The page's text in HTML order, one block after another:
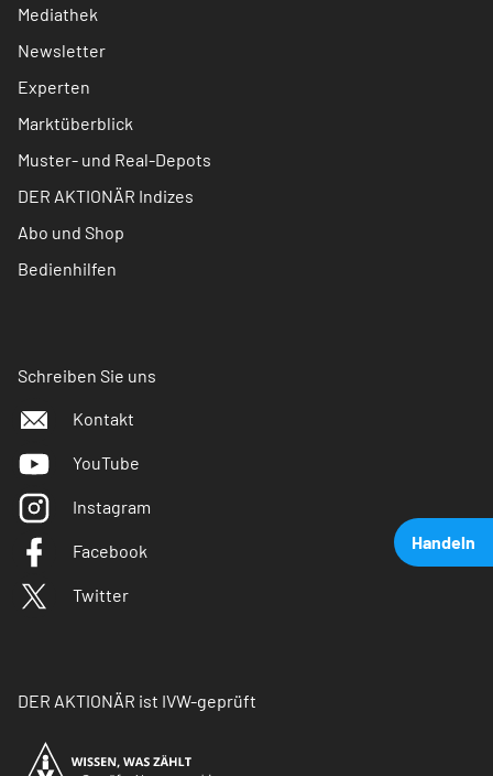
Handeln
Mediathek
Newsletter
Experten
Marktüberblick
Muster- und Real-Depots
DER AKTIONÄR Indizes
Abo und Shop
Bedienhilfen
Schreiben Sie uns
Kontakt
YouTube
Instagram
Facebook
Twitter
DER AKTIONÄR ist IVW-geprüft